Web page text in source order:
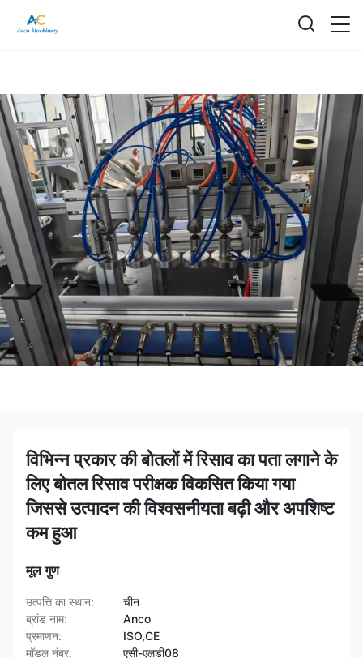
विभिन्न प्रकार की बोतलों में रिसाव का पता लगाने के
लिए बोतल रिसाव परीक्षक विकसित किया गया
जिससे उत्पादन की विश्वसनीयता बढ़ी और अपशिष्ट
कम हुआ
मूल गुण
उत्पत्ति का स्थान:
चीन
ब्रांड नाम:
Anco
प्रमाणन:
ISO,CE
मॉडल नंबर:
एसी-एलडी08